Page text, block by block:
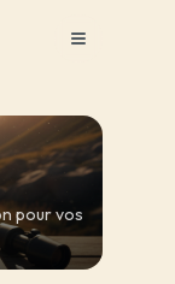
Menu
pour vos